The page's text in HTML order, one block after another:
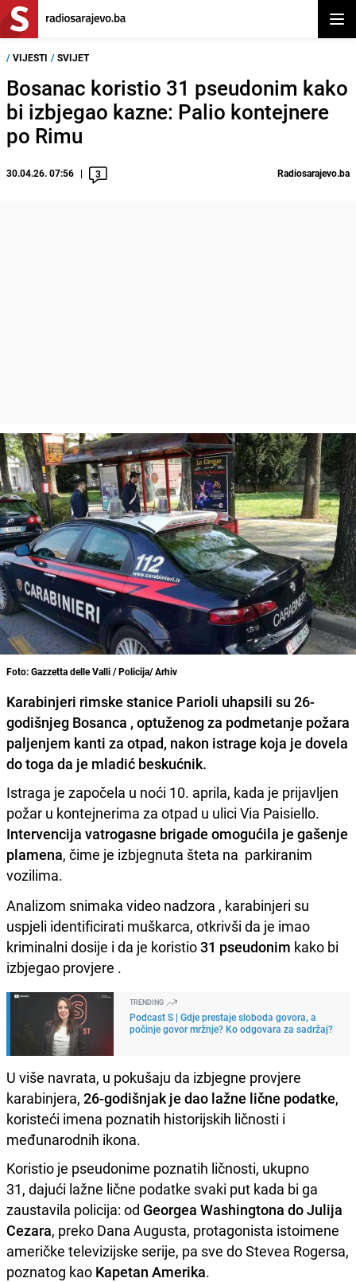
/ VIJESTI / SVIJET
Bosanac koristio 31 pseudonim kako
bi izbjegao kazne: Palio kontejnere
po Rimu
30.04.26. 07:56 3 Radiosarajevo.ba
Foto: Gazzetta delle Valli / Policija/ Arhiv
Karabinjeri rimske stanice Parioli uhapsili su 26-
godišnjeg Bosanca , optuženog za podmetanje požara
paljenjem kanti za otpad, nakon istrage koja je dovela
do toga da je mladić beskućnik.
Istraga je započela u noći 10. aprila, kada je prijavljen
požar u kontejnerima za otpad u ulici Via Paisiello.
Intervencija vatrogasne brigade omogućila je gašenje
plamena, čime je izbjegnuta šteta na parkiranim
vozilima.
Analizom snimaka video nadzora , karabinjeri su
uspjeli identificirati muškarca, otkrivši da je imao
kriminalni dosije i da je koristio31 pseudonim kako bi
izbjegao provjere .
TRENDING
Podcast S | Gdje prestaje sloboda govora, a
počinje govor mržnje? Ko odgovara za sadržaj?
U više navrata, u pokušaju da izbjegne provjere
karabinjera, 26-godišnjak je dao lažne lične podatke,
koristeći imena poznatih historijskih ličnosti i
međunarodnih ikona.
Koristio je pseudonime poznatih ličnosti, ukupno
31, dajući lažne lične podatke svaki put kada bi ga
zaustavila policija: od Georgea Washingtona do Julija
Cezara, preko Dana Augusta, protagonista istoimene
američke televizijske serije, pa sve do Stevea Rogersa,
poznatog kao Kapetan Amerika.